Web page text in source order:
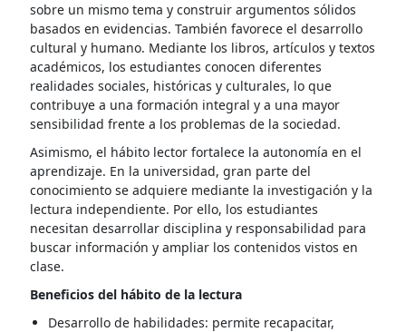
sobre un mismo tema y construir argumentos sólidos
basados en evidencias. También favorece el desarrollo
cultural y humano. Mediante los libros, artículos y textos
académicos, los estudiantes conocen diferentes
realidades sociales, históricas y culturales, lo que
contribuye a una formación integral y a una mayor
sensibilidad frente a los problemas de la sociedad.
Asimismo, el hábito lector fortalece la autonomía en el
aprendizaje. En la universidad, gran parte del
conocimiento se adquiere mediante la investigación y la
lectura independiente. Por ello, los estudiantes
necesitan desarrollar disciplina y responsabilidad para
buscar información y ampliar los contenidos vistos en
clase.
Beneficios del hábito de la lectura
Desarrollo de habilidades: permite recapacitar,